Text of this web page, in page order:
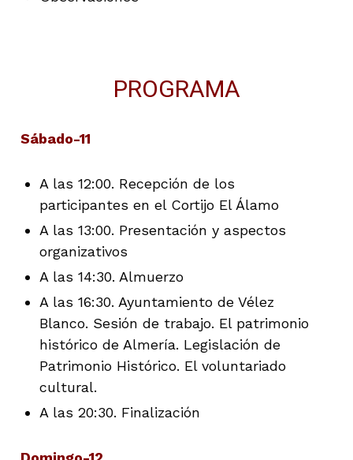
PROGRAMA
Sábado-11
A las 12:00. Recepción de los
participantes en el Cortijo El Álamo
A las 13:00. Presentación y aspectos
organizativos
A las 14:30. Almuerzo
A las 16:30. Ayuntamiento de Vélez
Blanco. Sesión de trabajo. El patrimonio
histórico de Almería. Legislación de
Patrimonio Histórico. El voluntariado
cultural.
A las 20:30. Finalización